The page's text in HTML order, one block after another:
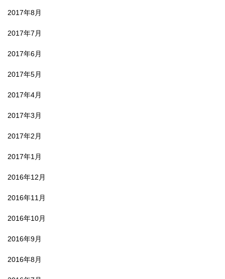
2017年8月
2017年7月
2017年6月
2017年5月
2017年4月
2017年3月
2017年2月
2017年1月
2016年12月
2016年11月
2016年10月
2016年9月
2016年8月